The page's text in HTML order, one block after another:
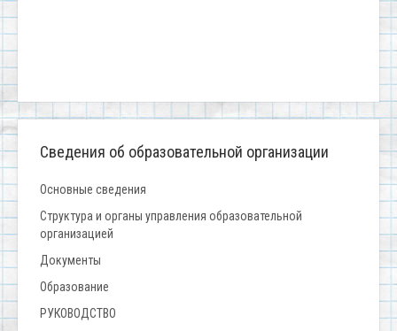
Сведения об образовательной организации
Основные сведения
Структура и органы управления образовательной
организацией
Документы
Образование
РУКОВОДСТВО